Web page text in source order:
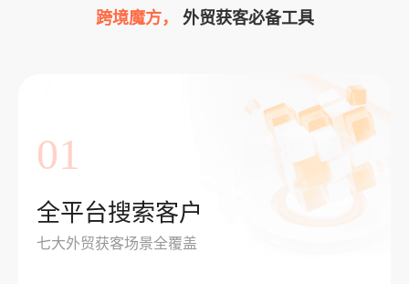
跨境魔方， 外贸获客必备工具
01
全平台搜索客户
七大外贸获客场景全覆盖